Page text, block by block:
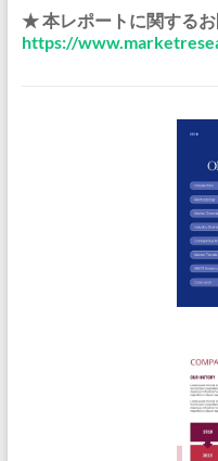
★ 本レポートに関する
https://